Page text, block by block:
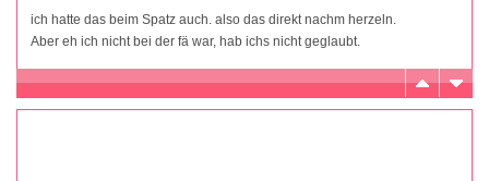
ich hatte das beim Spatz auch. also das direkt nachm herzeln.
Aber eh ich nicht bei der fä war, hab ichs nicht geglaubt.